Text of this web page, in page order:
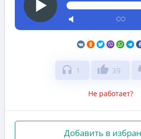
headphones 1 thumb_up 39
Не работает?
Добавить в